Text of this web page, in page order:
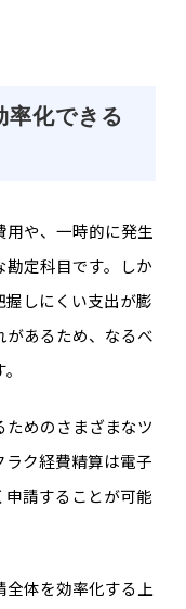
率化できる
用や、一時的に発生
勘定科目です。しか
握しにくい支出が膨
があるため、なるべ
めのさまざまなツ
ク経費精算は電子
申請することが可能
体を効率化する上